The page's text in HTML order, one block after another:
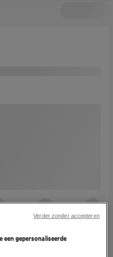
een gepersonaliseerde
Verder zonder accepteren